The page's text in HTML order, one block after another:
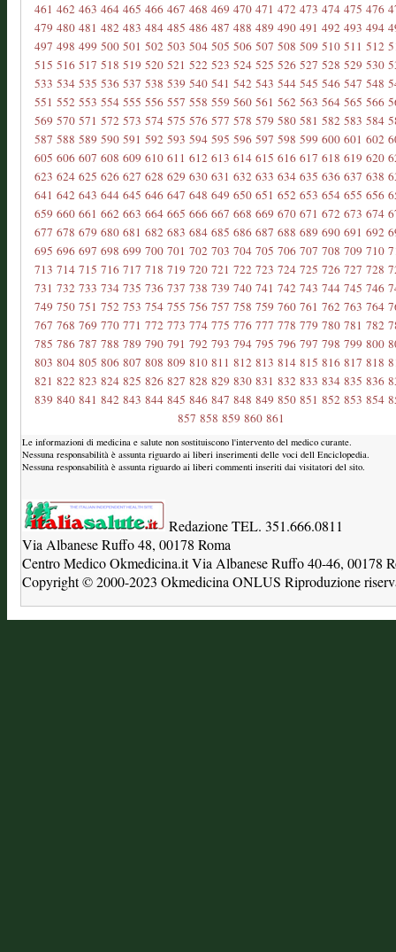
461 462 463 464 465 466 467 468 469 470 471 472 473 474 475 476
479 480 481 482 483 484 485 486 487 488 489 490 491 492 493 494
497 498 499 500 501 502 503 504 505 506 507 508 509 510 511 512
515 516 517 518 519 520 521 522 523 524 525 526 527 528 529 530
533 534 535 536 537 538 539 540 541 542 543 544 545 546 547 548
551 552 553 554 555 556 557 558 559 560 561 562 563 564 565 566
569 570 571 572 573 574 575 576 577 578 579 580 581 582 583 584
587 588 589 590 591 592 593 594 595 596 597 598 599 600 601 602
605 606 607 608 609 610 611 612 613 614 615 616 617 618 619 620
623 624 625 626 627 628 629 630 631 632 633 634 635 636 637 638
641 642 643 644 645 646 647 648 649 650 651 652 653 654 655 656
659 660 661 662 663 664 665 666 667 668 669 670 671 672 673 674
677 678 679 680 681 682 683 684 685 686 687 688 689 690 691 692
695 696 697 698 699 700 701 702 703 704 705 706 707 708 709 710
713 714 715 716 717 718 719 720 721 722 723 724 725 726 727 728
731 732 733 734 735 736 737 738 739 740 741 742 743 744 745 746
749 750 751 752 753 754 755 756 757 758 759 760 761 762 763 764
767 768 769 770 771 772 773 774 775 776 777 778 779 780 781 782
785 786 787 788 789 790 791 792 793 794 795 796 797 798 799 800
803 804 805 806 807 808 809 810 811 812 813 814 815 816 817 818
821 822 823 824 825 826 827 828 829 830 831 832 833 834 835 836
839 840 841 842 843 844 845 846 847 848 849 850 851 852 853 854
857 858 859 860 861
Le informazioni di medicina e salute non sostituiscono l'intervento del medico curante.
Nessuna responsabilità è assunta riguardo ai liberi inserimenti delle voci dell Enciclopedia.
Nessuna responsabilità è assunta riguardo ai liberi commenti inseriti dai visitatori del sito.
Redazione TEL. 351.666.0811
Via Albanese Ruffo 48, 00178 Roma
Centro Medico Okmedicina.it Via Albanese Ruffo 40-46, 00178
Copyright © 2000-2023 Okmedicina ONLUS Riproduzione